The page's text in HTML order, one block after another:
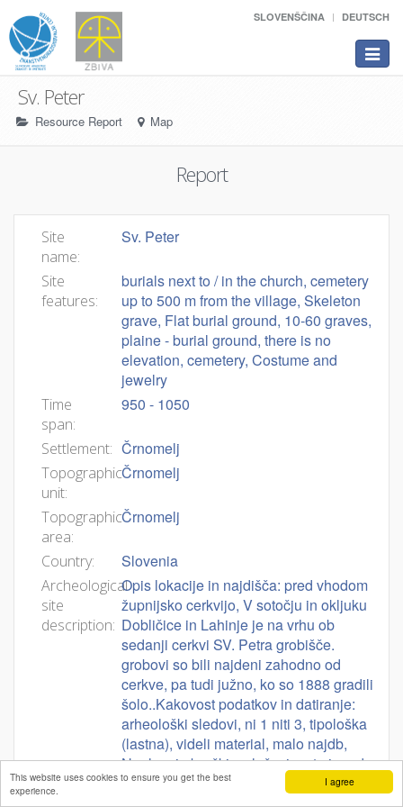
I agree
This website uses cookies to ensure you get the best
experience.
SLOVENŠČINA DEUTSCH
Toggle
Sv. Peter
Resource Report Map
Report
Site
name:
Sv. Peter
Site
features:
burials next to / in the church, cemetery
up to 500 m from the village, Skeleton
grave, Flat burial ground, 10-60 graves,
plaine - burial ground, there is no
elevation, cemetery, Costume and
jewelry
Time
span:
950 - 1050
Settlement: Črnomelj
Topographic
unit:
Črnomelj
Topographic
area:
Črnomelj
Country: Slovenia
Archeological
site
description:
Opis lokacije in najdišča: pred vhodom
župnijsko cerkvijo, V sotočju in okljuku
Dobličice in Lahinje je na vrhu ob
sedanji cerkvi SV. Petra grobišče.
grobovi so bili najdeni zahodno od
cerkve, pa tudi južno, ko so 1888 gradili
šolo..Kakovost podatkov in datiranje:
arheološki sledovi, ni 1 niti 3, tipološka
(lastna), videli material, malo najdb,
Naglavni obročki s pločevinasto jagodo
se pojavljajo od konca 9. st. pa še vsaj